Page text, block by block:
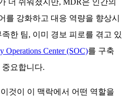
를 강화하고 대응 역량을 향상시
한 팀, 이미 경보 피로를 겪고 있
Operations Center (SOC)를 구축
요합니다.
것이 이 맥락에서 어떤 역할을